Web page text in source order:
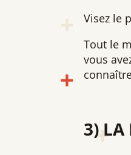
Visez le
Tout le
vous
3) LA